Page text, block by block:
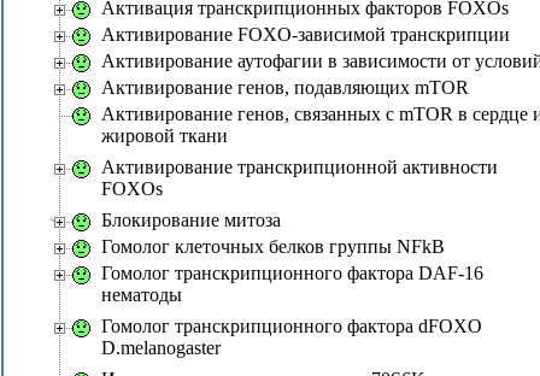
Активация транскрипционных факторов FOXOs
Активирование FOXO-зависимой транскрипции
Активирование аутофагии в зависимости от
Активирование генов, подавляющих mTOR
Активирование генов, связанных с mTOR в сердце
жировой ткани
Активирование транскрипционной активности
FOXOs
Блокирование митоза
Гомолог клеточных белков группы NFkB
Гомолог транскрипционного фактора DAF-16
нематоды
Гомолог транскрипционного фактора dFOXO
D.melanogaster